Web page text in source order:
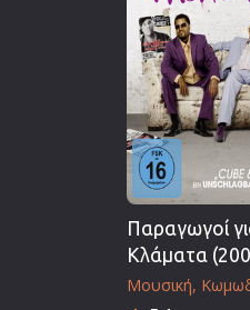
Παραγωγοί
Κλάματα
Μουσική